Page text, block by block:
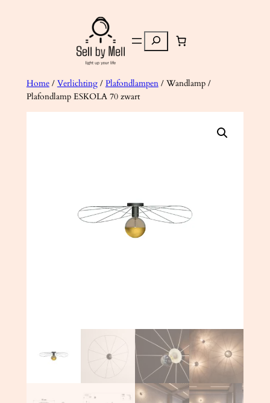
Zoeken
Home/ Verlichting/ Plafondlampen/ Wandlamp /
Plafondlamp ESKOLA 70 zwart